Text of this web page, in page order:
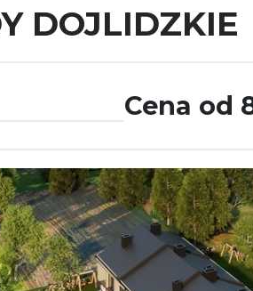
DOJLIDZKIE
Cena od